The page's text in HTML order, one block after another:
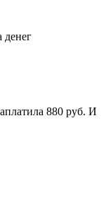
денег
880 руб. И